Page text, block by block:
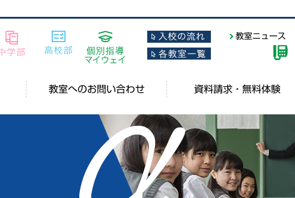
教室ニュース
教室へのお問い合わせ 資料請求・無料体験